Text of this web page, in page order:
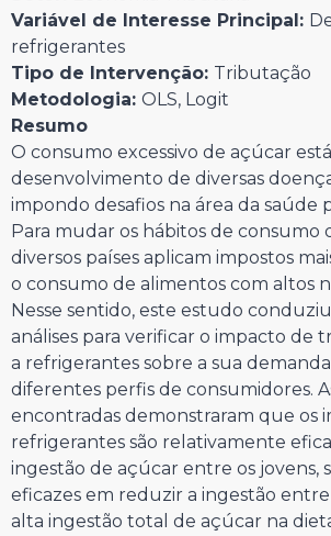
Variável de Interesse Principal:
refrigerantes
Tipo de Intervenção: Tributação
Metodologia: OLS, Logit
Resumo
O consumo excessivo de açúcar
desenvolvimento de diversas
impondo desafios na área da saúde
Para mudar os hábitos de consumo
diversos países aplicam impostos
o consumo de alimentos com altos
Nesse sentido, este estudo
análises para verificar o impacto de
a refrigerantes sobre a sua
diferentes perfis de consumidores.
encontradas demonstraram que os
refrigerantes são relativamente
ingestão de açúcar entre os jovens,
eficazes em reduzir a ingestão
alta ingestão total de açúcar na